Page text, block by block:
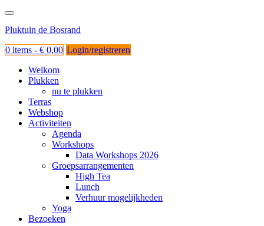
Ga
de
Pluktuin de Bosrand
0 items - € 0,00 Login/registreren
Welkom
Plukken
nu te plukken
Terras
Webshop
Activiteiten
Agenda
Workshops
Data Workshops 2026
Groepsarrangementen
High Tea
Lunch
Verhuur mogelijkheden
Yoga
Bezoeken